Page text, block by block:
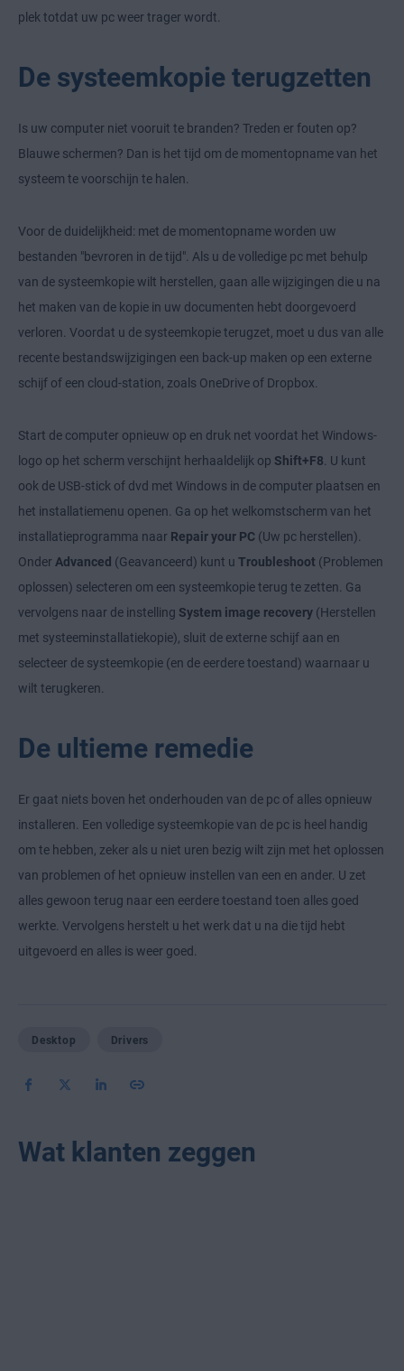
plek totdat uw pc weer trager wordt.
De systeemkopie terugzetten
Is uw computer niet vooruit te branden? Treden er fouten op?
Blauwe schermen? Dan is het tijd om de momentopname van het
systeem te voorschijn te halen.
Voor de duidelijkheid: met de momentopname worden uw
bestanden "bevroren in de tijd". Als u de volledige pc met behulp
van de systeemkopie wilt herstellen, gaan alle wijzigingen die u na
het maken van de kopie in uw documenten hebt doorgevoerd
verloren. Voordat u de systeemkopie terugzet, moet u dus van alle
recente bestandswijzigingen een back-up maken op een externe
schijf of een cloud-station, zoals OneDrive of Dropbox.
Start de computer opnieuw op en druk net voordat het Windows-
logo op het scherm verschijnt herhaaldelijk op Shift+F8. U kunt
ook de USB-stick of dvd met Windows in de computer plaatsen en
het installatiemenu openen. Ga op het welkomstscherm van het
installatieprogramma naar Repair your PC (Uw pc herstellen).
Onder Advanced (Geavanceerd) kunt u Troubleshoot (Problemen
oplossen) selecteren om een systeemkopie terug te zetten. Ga
vervolgens naar de instelling System image recovery (Herstellen
met systeeminstallatiekopie), sluit de externe schijf aan en
selecteer de systeemkopie (en de eerdere toestand) waarnaar u
wilt terugkeren.
De ultieme remedie
Er gaat niets boven het onderhouden van de pc of alles opnieuw
installeren. Een volledige systeemkopie van de pc is heel handig
om te hebben, zeker als u niet uren bezig wilt zijn met het oplossen
van problemen of het opnieuw instellen van een en ander. U zet
alles gewoon terug naar een eerdere toestand toen alles goed
werkte. Vervolgens herstelt u het werk dat u na die tijd hebt
uitgevoerd en alles is weer goed.
Desktop Drivers
Wat klanten zeggen